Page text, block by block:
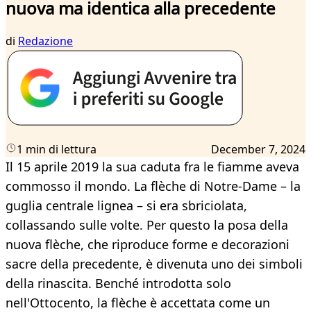
nuova ma identica alla precedente
di Redazione
1 min di lettura December 7, 2024
Il 15 aprile 2019 la sua caduta fra le fiamme aveva
commosso il mondo. La flèche di Notre-Dame – la
guglia centrale lignea – si era sbriciolata,
collassando sulle volte. Per questo la posa della
nuova flèche, che riproduce forme e decorazioni
sacre della precedente, è divenuta uno dei simboli
della rinascita. Benché introdotta solo
nell'Ottocento, la flèche è accettata come un